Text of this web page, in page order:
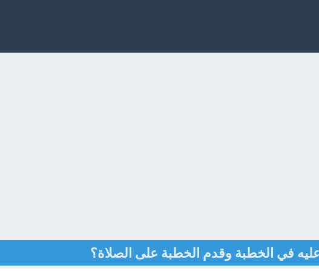
في الخطبة وقدم الخطبة على الصلاة؟